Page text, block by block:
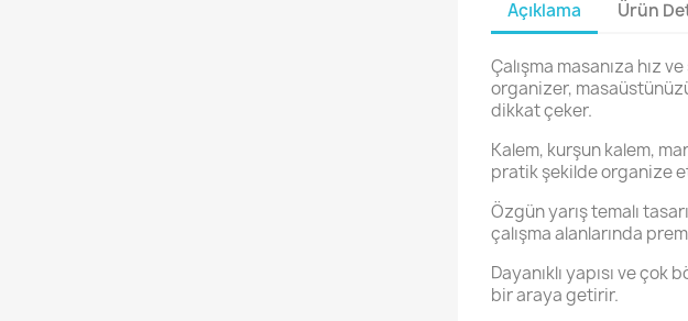
Açıklama Ürün
Çalışma masanıza hız
organizer,
dikkat çeker.
Kalem, kurşun kalem,
pratik şekilde organize
Özgün yarış temalı
çalışma alanlarında
Dayanıklı yapısı ve
bir araya getirir.